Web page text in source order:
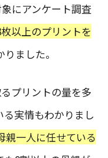
にアンケート調査
以上のプリントを
ました。
プリントの量を多
実情もわかりまし
親一人に任せている